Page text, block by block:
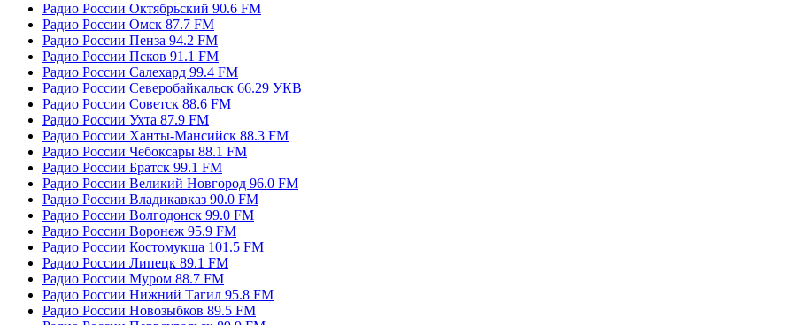
Радио России Октябрьский 90.6 FM
Радио России Омск 87.7 FM
Радио России Пенза 94.2 FM
Радио России Псков 91.1 FM
Радио России Салехард 99.4 FM
Радио России Северобайкальск 66.29 УКВ
Радио России Советск 88.6 FM
Радио России Ухта 87.9 FM
Радио России Ханты-Мансийск 88.3 FM
Радио России Чебоксары 88.1 FM
Радио России Братск 99.1 FM
Радио России Великий Новгород 96.0 FM
Радио России Владикавказ 90.0 FM
Радио России Волгодонск 99.0 FM
Радио России Воронеж 95.9 FM
Радио России Костомукша 101.5 FM
Радио России Липецк 89.1 FM
Радио России Муром 88.7 FM
Радио России Нижний Тагил 95.8 FM
Радио России Новозыбков 89.5 FM